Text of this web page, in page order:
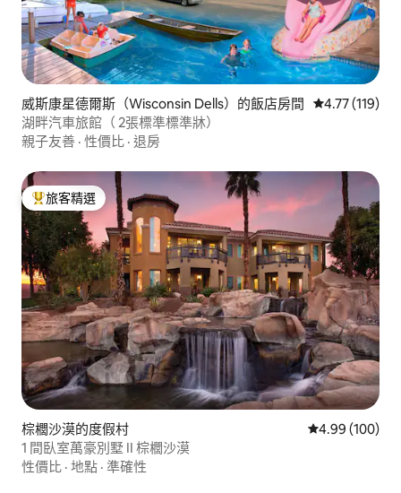
威斯康星德爾斯（Wisconsin Dells）的飯店房間 從 119 則評價
4.77 (119)
湖畔汽車旅館（ 2張標準標準牀）
親子友善 · 性價比 · 退房
旅客精選榜首
旅客精選
棕櫚沙漠的度假村 從 100 則評價
4.99 (100)
1 間臥室萬豪別墅 II 棕櫚沙漠
性價比 · 地點 · 準確性